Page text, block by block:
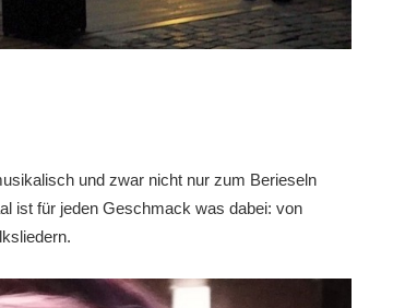
und zwar nicht nur zum Berieseln
ist für jeden Geschmack was dabei: von